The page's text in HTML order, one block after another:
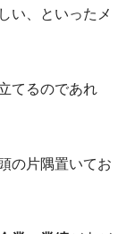
い、といったメ
てるのであれ
の片隅置いてお